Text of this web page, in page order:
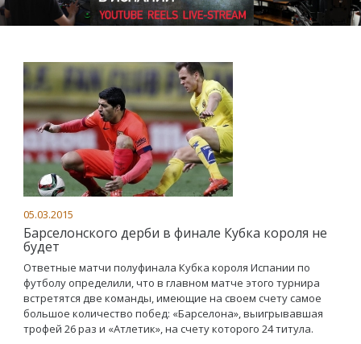
05.03.2015
Барселонского дерби в финале Кубка короля не
будет
Ответные матчи полуфинала Кубка короля Испании по
футболу определили, что в главном матче этого турнира
встретятся две команды, имеющие на своем счету самое
большое количество побед: «Барселона», выигрывавшая
трофей 26 раз и «Атлетик», на счету которого 24 титула.